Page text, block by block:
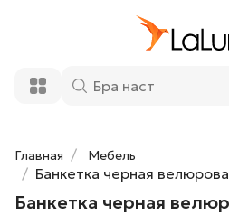
Главная Мебель
Банкетка черная
Банкетка черная
BEN7772GOLD-BL от